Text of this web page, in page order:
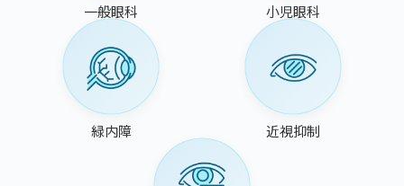
一般眼科 小児眼科
緑内障 近視抑制